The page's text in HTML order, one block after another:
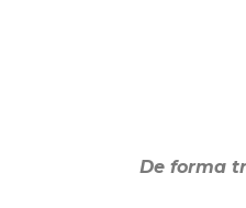
De forma